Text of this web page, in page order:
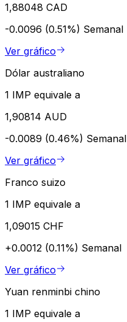
1,88048 CAD
-0.0096 (0.51%) Semanal
Ver gráfico
Dólar australiano
1 IMP equivale a
1,90814 AUD
-0.0089 (0.46%) Semanal
Ver gráfico
Franco suizo
1 IMP equivale a
1,09015 CHF
+0.0012 (0.11%) Semanal
Ver gráfico
Yuan renminbi chino
1 IMP equivale a